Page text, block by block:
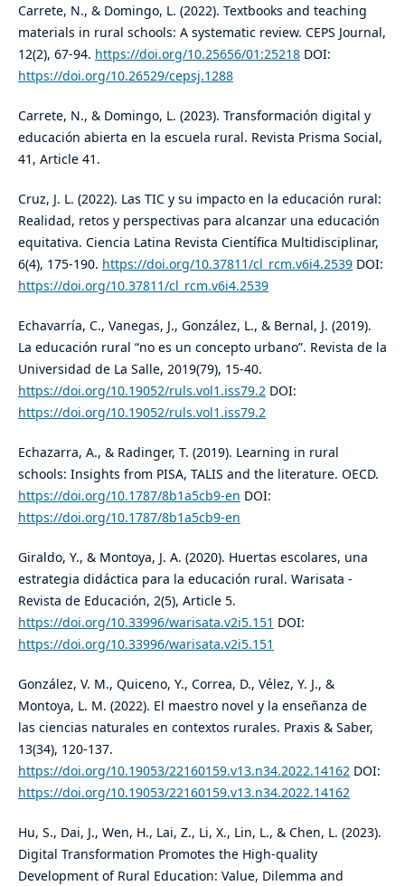
Carrete, N., & Domingo, L. (2022). Textbooks and teaching
materials in rural schools: A systematic review. CEPS Journal,
12(2), 67-94. https://doi.org/10.25656/01:25218DOI:
https://doi.org/10.26529/cepsj.1288
Carrete, N., & Domingo, L. (2023). Transformación digital y
educación abierta en la escuela rural. Revista Prisma Social,
41, Article 41.
Cruz, J. L. (2022). Las TIC y su impacto en la educación rural:
Realidad, retos y perspectivas para alcanzar una educación
equitativa. Ciencia Latina Revista Científica Multidisciplinar,
6(4), 175-190. https://doi.org/10.37811/cl_rcm.v6i4.2539DOI:
https://doi.org/10.37811/cl_rcm.v6i4.2539
Echavarría, C., Vanegas, J., González, L., & Bernal, J. (2019).
La educación rural “no es un concepto urbano”. Revista de la
Universidad de La Salle, 2019(79), 15-40.
https://doi.org/10.19052/ruls.vol1.iss79.2DOI:
https://doi.org/10.19052/ruls.vol1.iss79.2
Echazarra, A., & Radinger, T. (2019). Learning in rural
schools: Insights from PISA, TALIS and the literature. OECD.
https://doi.org/10.1787/8b1a5cb9-en DOI:
https://doi.org/10.1787/8b1a5cb9-en
Giraldo, Y., & Montoya, J. A. (2020). Huertas escolares, una
estrategia didáctica para la educación rural. Warisata -
Revista de Educación, 2(5), Article 5.
https://doi.org/10.33996/warisata.v2i5.151 DOI:
https://doi.org/10.33996/warisata.v2i5.151
González, V. M., Quiceno, Y., Correa, D., Vélez, Y. J., &
Montoya, L. M. (2022). El maestro novel y la enseñanza de
las ciencias naturales en contextos rurales. Praxis & Saber,
13(34), 120-137.
https://doi.org/10.19053/22160159.v13.n34.2022.14162DOI:
https://doi.org/10.19053/22160159.v13.n34.2022.14162
Hu, S., Dai, J., Wen, H., Lai, Z., Li, X., Lin, L., & Chen, L. (2023).
Digital Transformation Promotes the High-quality
Development of Rural Education: Value, Dilemma and